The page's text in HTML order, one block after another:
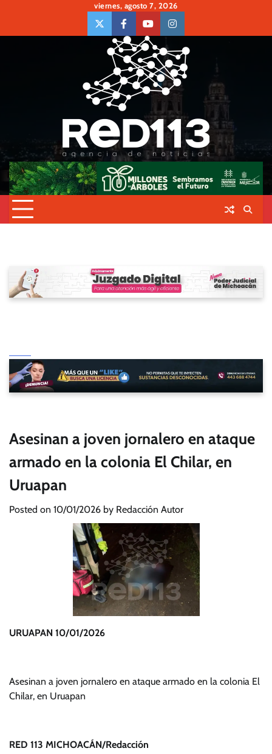
content
viernes, agosto 7, 2026
twiter Face Youtubeinsta
Asesinan a joven jornalero en ataque
armado en la colonia El Chilar, en
Uruapan
Posted on 10/01/2026 by Redacción Autor
URUAPAN 10/01/2026
Asesinan a joven jornalero en ataque armado en la colonia El
Chilar, en Uruapan
RED 113 MICHOACÁN/Redacción